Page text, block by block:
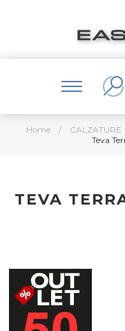
Home / CALZATURE
Teva
TEVA